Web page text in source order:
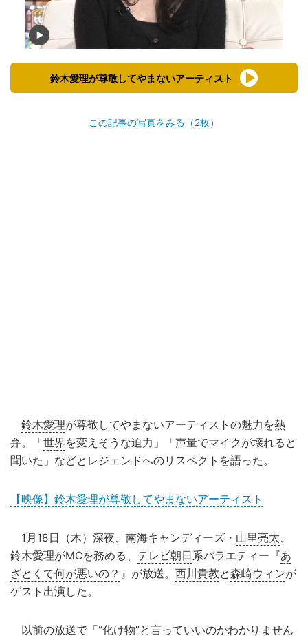
鈴木愛理が尊敬してやまないアーティスト
この記事の写真をみる（2枚）
鈴木愛理が尊敬してやまないアーティストの魅力を熱
弁。「世界を変えそうな迫力」「声量でマイクが壊れると
聞いた」などとレジェンドへのリスペクトを語った。
【映像】鈴木愛理が尊敬してやまないアーティスト
1月18日（木）深夜、南海キャンディーズ・ 山里亮太、
鈴木愛理がMCを務める、 テレビ朝日系バラエティー『あ
ざとくて何が悪いの？ 』が放送。 西川貴教と森崎ウィンが
ゲスト出演した。
以前の放送で「“化け物”と言っていいのかわかりません